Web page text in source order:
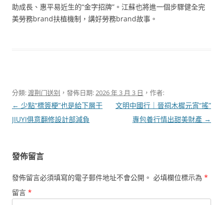
助成長、惠平易近生的“金字招牌”。江蘇也將進一個步驟健全完
美勞務brand扶植機制，講好勞務brand故事。
分類:渡荆门送别 ，發佈日期:2026 年 3 月 3 日 ，作者:
文
章
← 少點“標簽梗”也是給下層干
JIUYI俱意翻修設計部減負
文明中國行｜晉祠木樨元宵“搖”
專包養行情出甜美財產 →
發佈留言
發佈留言必須填寫的電子郵件地址不會公開。 必填欄位標示為 *
留言 *